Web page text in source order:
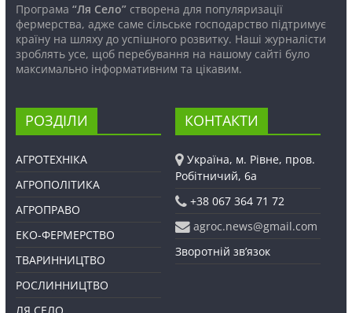
Програма “Ля Село”створена для популяризації
фермерства, адже саме сільське господарство підтримує
країну на шляху до успішного розвитку. Наші журналісти
зроблять усе, щоб перебування на нашому сайті було
максимально інформативним та цікавим.
РОЗДІЛИ
АГРОТЕХНІКА
АГРОПОЛІТИКА
АГРОПРАВО
ЕКО-ФЕРМЕРСТВО
ТВАРИННИЦТВО
РОСЛИННИЦТВО
КОНТАКТИ
Україна, м. Рівне, пров.
Робітничий, 6а
+38 067 364 71 72
agroc.news@gmail.com
Зворотній зв’язок